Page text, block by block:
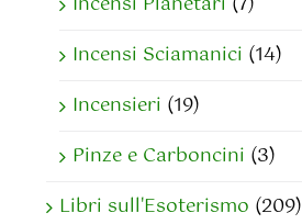
Incensi Sciamanici (14)
Incensieri (19)
Pinze e Carboncini (3)
Libri sull'Esoterismo (209)